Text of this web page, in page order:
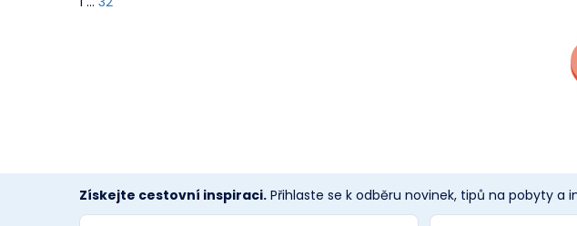
Získejte cestovní inspiraci. Přihlaste se k odběru novinek, tipů na pobyty